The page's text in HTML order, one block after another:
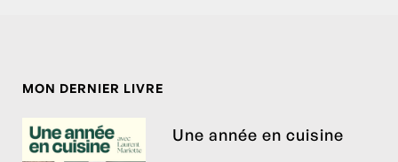
MON DERNIER LIVRE
Une année en cuisine